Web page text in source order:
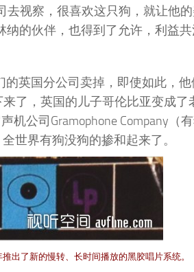
视察，很喜欢这只狗，就让他
纳的伙伴，也得到了允许，利益共
英国分公司卖掉，即使如此，
了，英国的儿子哥伦比亚变成了
机公司Gramophone Company（
世界有狗没狗的掺和起来了。
出了新的慢转、长时间播放的黑胶唱片系统。